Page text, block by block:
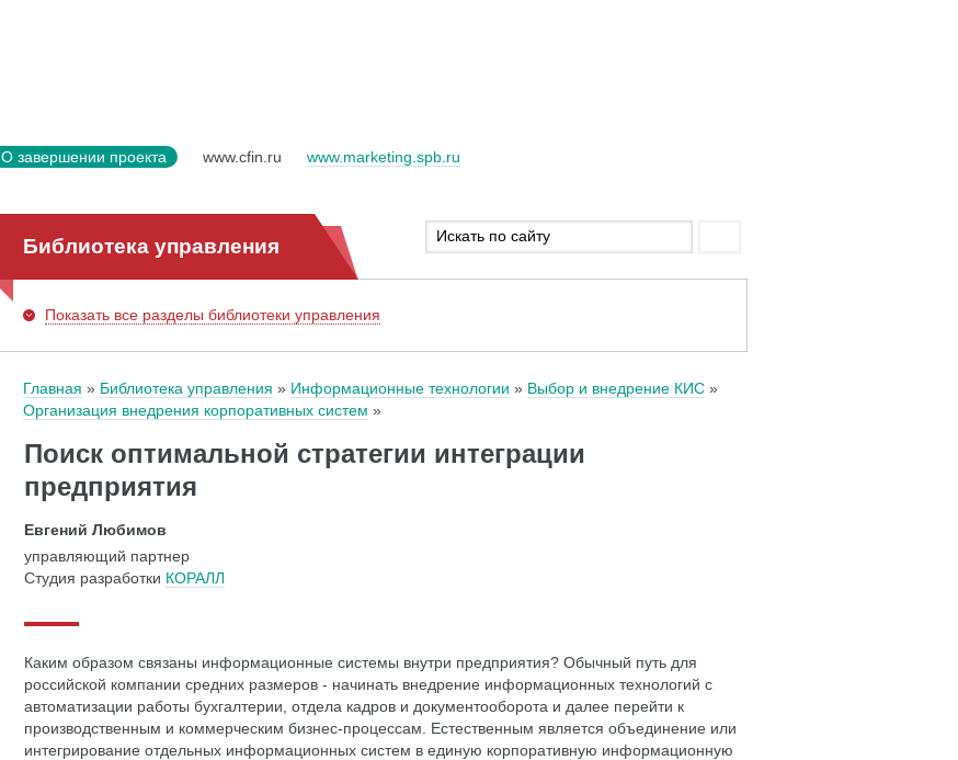
О завершении проекта www.cfin.ru www.marketing.spb.ru
Библиотека управления
Показать все разделы библиотеки управления
Главная Библиотека управления Информационные технологии
Выбор и внедрение КИС
Организация внедрения корпоративных систем
Поиск оптимальной стратегии интеграции
предприятия
Евгений Любимов
управляющий партнер
Студия разработки КОРАЛЛ
Каким образом связаны информационные системы внутри предприятия? Обычный путь для
российской компании средних размеров - начинать внедрение информационных технологий с
автоматизации работы бухгалтерии, отдела кадров и документооборота и далее перейти к
производственным и коммерческим бизнес-процессам. Естественным является объединение или
интегрирование отдельных информационных систем в единую корпоративную информационную